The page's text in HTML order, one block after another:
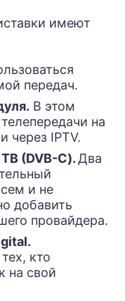
имеют
передач.
В этом
на
через IPTV.
(DVB-C).Два
и не
добавить
провайдера.
кто
на свой